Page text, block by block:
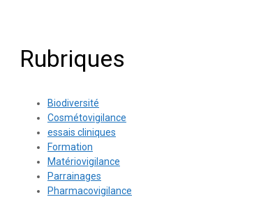
Rubriques
Biodiversité
Cosmétovigilance
essais cliniques
Formation
Matériovigilance
Parrainages
Pharmacovigilance